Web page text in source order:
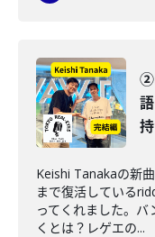
Keishi Tanakaの新
まで復活している
ってくれました。
くとは？レゲエの...